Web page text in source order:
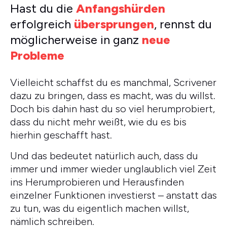
Hast du die Anfangshürden
erfolgreich übersprungen, rennst du
möglicherweise in ganz neue
Probleme
Vielleicht schaffst du es manchmal, Scrivener
dazu zu bringen, dass es macht, was du willst.
Doch bis dahin hast du so viel herumprobiert,
dass du nicht mehr weißt, wie du es bis
hierhin geschafft hast.
Und das bedeutet natürlich auch, dass du
immer und immer wieder unglaublich viel Zeit
ins Herumprobieren und Herausfinden
einzelner Funktionen investierst – anstatt das
zu tun, was du eigentlich machen willst,
nämlich schreiben.